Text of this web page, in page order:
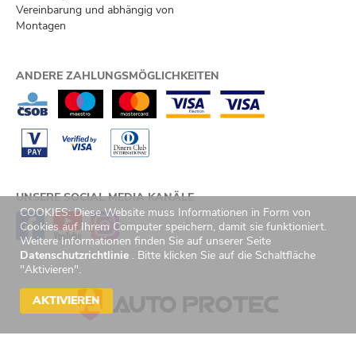
COOKIES: Diese Website muss Informationen in Form von
Cookies auf Ihrem Computer speichern, damit sie funktioniert.
Weitere Informationen finden Sie auf unserer Seite
Datenschutzrichtlinie . Bitte klicken Sie auf die Schaltfläche
"Aktivieren".
AKTIVIEREN
Vereinbarung und abhängig von
Montagen
ANDERE ZAHLUNGSMÖGLICHKEITEN
UNSERE SOCIAL MEDIA KANÄLE